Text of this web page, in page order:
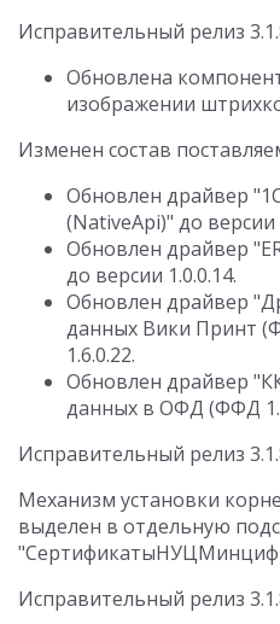
Исправительный релиз
Обновлена
изображении
Изменен состав
Обновлен драйвер
(NativeApi)" до версии
Обновлен драйвер
до версии 1.0.0.14.
Обновлен драйвер
данных Вики Принт
1.6.0.22.
Обновлен драйвер
данных в ОФД (ФФД
Исправительный релиз
Механизм установки
выделен в отдельную
Исправительный релиз